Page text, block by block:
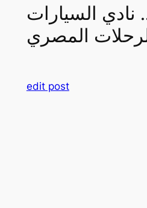
نادي السيارات
المصري
edit post